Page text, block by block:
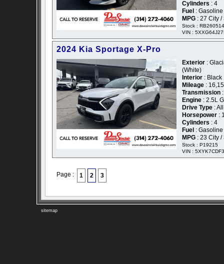
Cylinders : 4
Fuel : Gasoline
MPG : 27 City /
Stock :
VIN :
2024 Kia Sportage X-Pro
Exterior :
(White)
Interior : Black
Mileage :
Transmission
Engine : 2.5L
Drive Type :
Horsepower :
Cylinders : 4
Fuel : Gasoline
MPG : 23 City /
Stock : P19215
VIN :
Page : 1 2 3
sitemap